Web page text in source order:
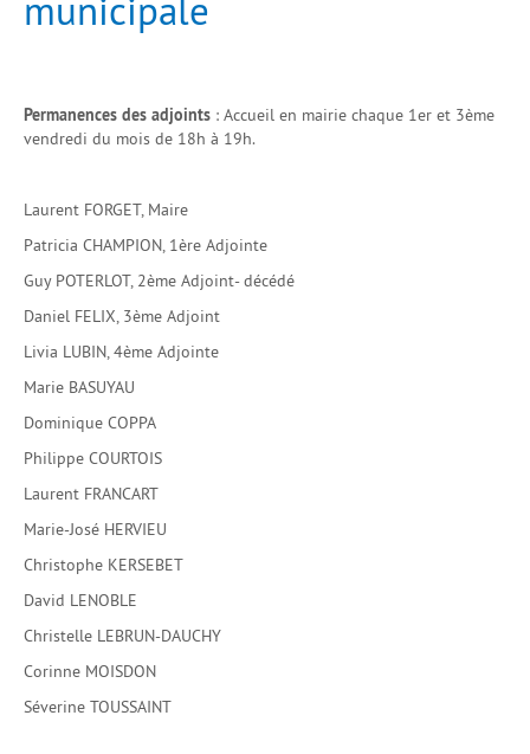
municipale
Permanences des adjoints : Accueil en mairie chaque 1er et 3ème
vendredi du mois de 18h à 19h.
Laurent FORGET, Maire
Patricia CHAMPION, 1ère Adjointe
Guy POTERLOT, 2ème Adjoint- décédé
Daniel FELIX, 3ème Adjoint
Livia LUBIN, 4ème Adjointe
Marie BASUYAU
Dominique COPPA
Philippe COURTOIS
Laurent FRANCART
Marie-José HERVIEU
Christophe KERSEBET
David LENOBLE
Christelle LEBRUN-DAUCHY
Corinne MOISDON
Séverine TOUSSAINT